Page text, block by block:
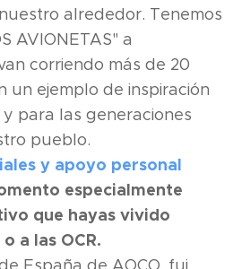
alrededor. Tenemos
AVIONETAS" a
corriendo más de 20
un ejemplo de inspiración
para las generaciones
pueblo.
y apoyo personal
especialmente
que hayas vivido
a las OCR.
España de AOCO, fui